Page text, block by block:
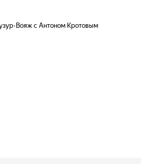
Вояж с Антоном Кротовым